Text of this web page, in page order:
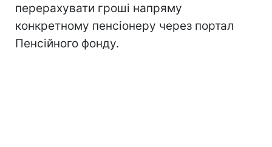
перерахувати гроші напряму
конкретному пенсіонеру через портал
Пенсійного фонду.